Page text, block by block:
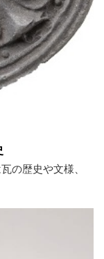
の歴史や文様、